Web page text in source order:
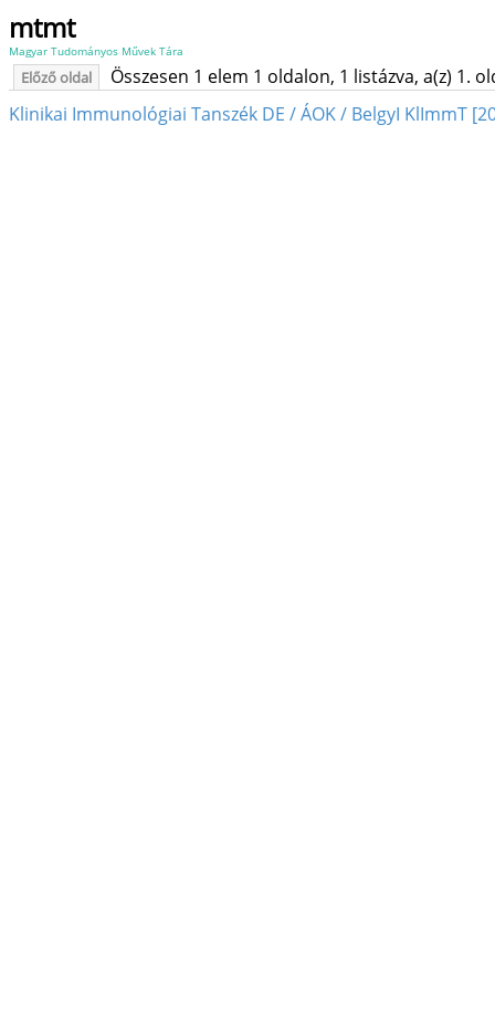
mtmt
Magyar Tudományos Művek Tára
Előző oldal
Összesen 1 elem 1 oldalon, 1 listázva, a(z) 1.
Klinikai Immunológiai Tanszék DE / ÁOK / BelgyI KlImmT